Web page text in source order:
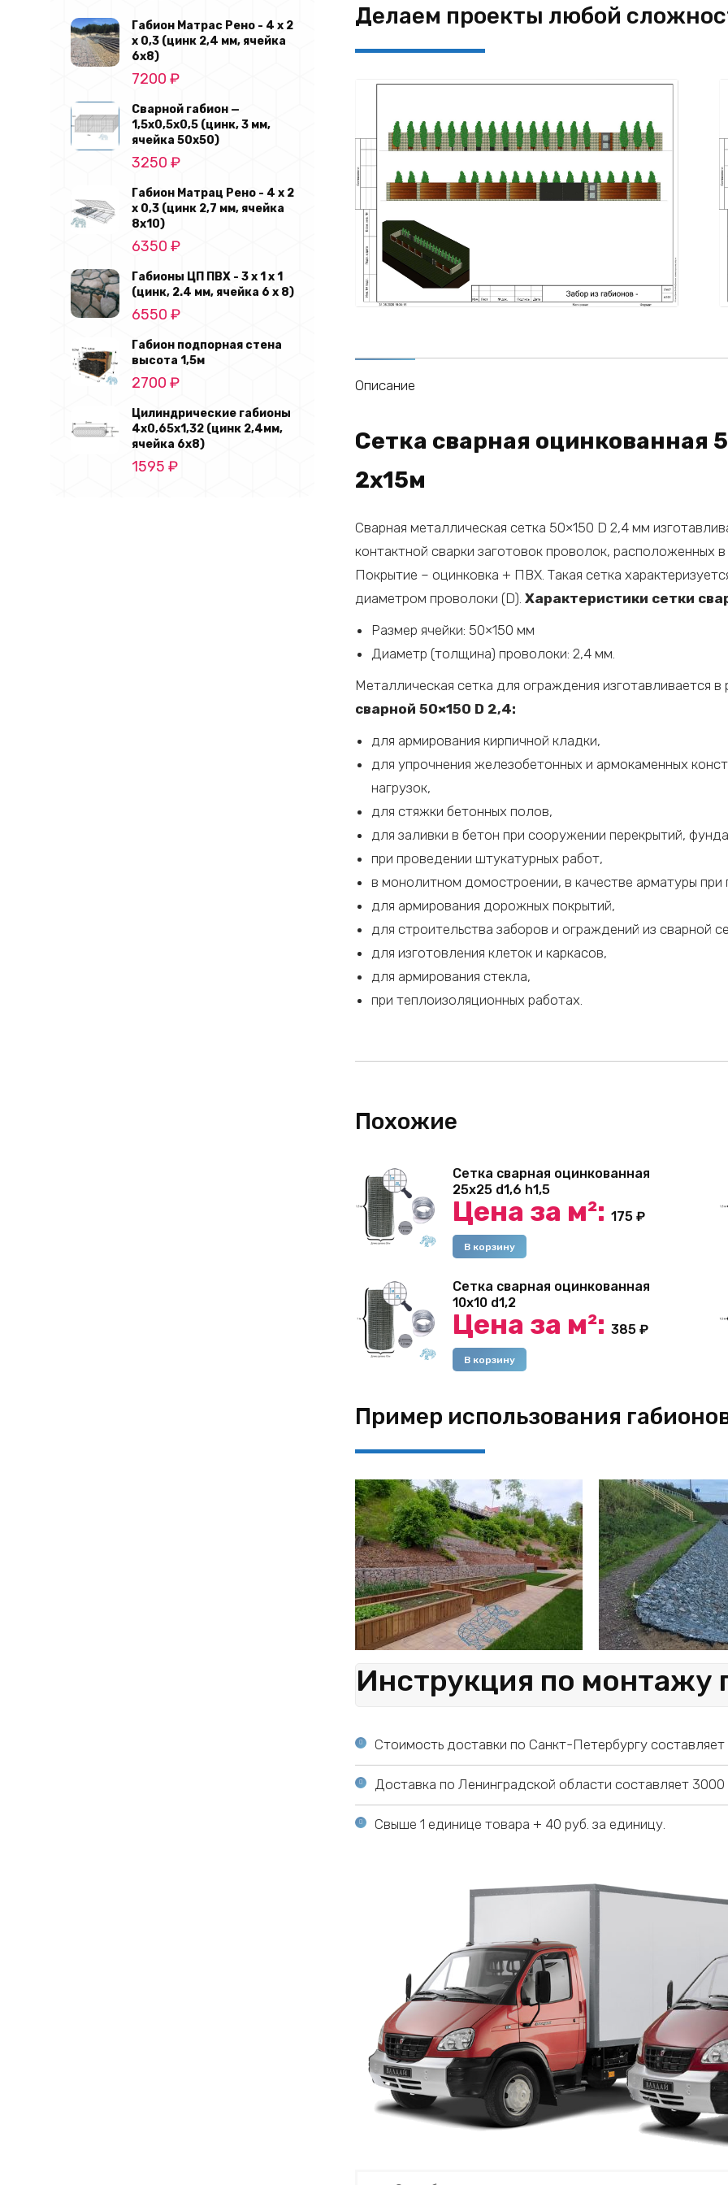
Делаем проекты любой
Описание
Сетка сварная оцинкованная
2х15м
Сварная металлическая сетка 50×150 D 2,4 мм
контактной сварки заготовок проволок, расположенных
Покрытие – оцинковка + ПВХ. Такая сетка
диаметром проволоки (D). Характеристики сетки
Размер ячейки: 50×150 мм
Диаметр (толщина) проволоки: 2,4 мм.
Металлическая сетка для ограждения изготавливается в
сварной 50×150 D 2,4:
для армирования кирпичной кладки,
для упрочнения железобетонных и армокаменных
нагрузок,
для стяжки бетонных полов,
для заливки в бетон при сооружении перекрытий,
при проведении штукатурных работ,
в монолитном домостроении, в качестве арматуры
для армирования дорожных покрытий,
для строительства заборов и ограждений из сварной
для изготовления клеток и каркасов,
для армирования стекла,
при теплоизоляционных работах.
Похожие
Сетка сварная оцинкованная
25х25 d1,6 h1,5
Цена за м²: 175 ₽
В корзину
Сетка сварная оцинкованная
10х10 d1,2
Цена за м²: 385 ₽
В корзину
Пример использования
Инструкция по монтажу
Стоимость доставки по Санкт-Петербургу составляет
Доставка по Ленинградской области составляет 3000
Свыше 1 единице товара + 40 руб. за единицу.
Габион Матрас Рено - 4 х 2
х 0,3 (цинк 2,4 мм, ячейка
6х8)
7200 ₽
Сварной габион —
1,5х0,5х0,5 (цинк, 3 мм,
ячейка 50х50)
3250 ₽
Габион Матрац Рено - 4 х 2
х 0,3 (цинк 2,7 мм, ячейка
8х10)
6350 ₽
Габионы ЦП ПВХ - 3 х 1 х 1
(цинк, 2.4 мм, ячейка 6 х 8)
6550 ₽
Габион подпорная стена
высота 1,5м
2700 ₽
Цилиндрические габионы
4х0,65х1,32 (цинк 2,4мм,
ячейка 6х8)
1595 ₽